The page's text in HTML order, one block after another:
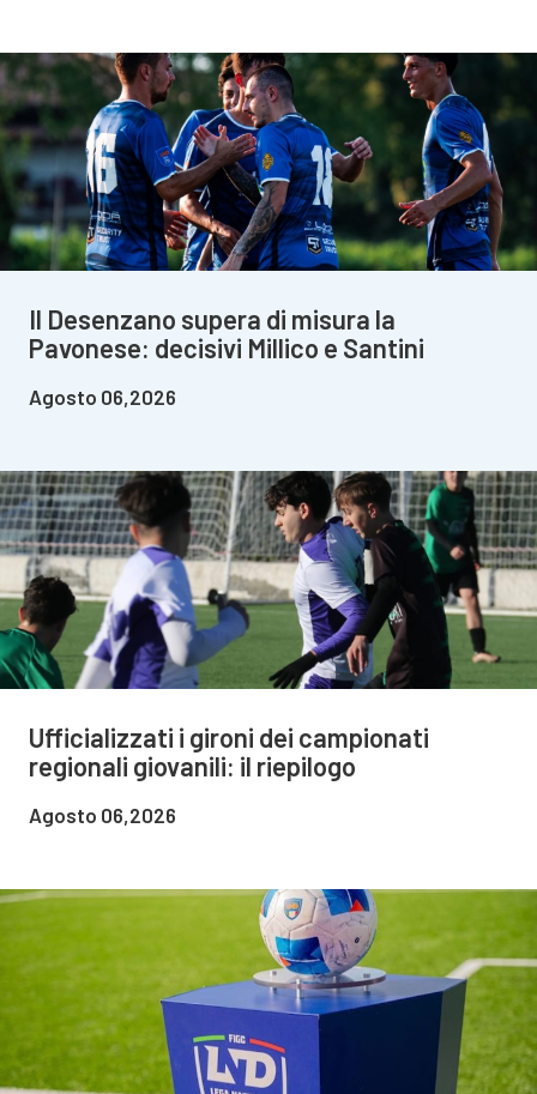
Il Desenzano supera di misura la
Pavonese: decisivi Millico e Santini
Agosto 06,2026
Ufficializzati i gironi dei campionati
regionali giovanili: il riepilogo
Agosto 06,2026